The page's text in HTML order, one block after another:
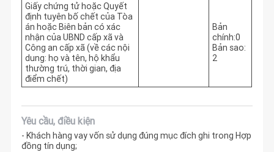
Giấy chứng tử hoặc Quyết
định tuyên bố chết của Tòa
án hoặc Biên bản có xác
nhận của UBND cấp xã và
Công an cấp xã (về các nội
dung: họ và tên, hộ khẩu
thường trú, thời gian, địa
điểm chết)
Bản
chính:0
Bản sao:
2
Yêu cầu, điều kiện
- Khách hàng vay vốn sử dụng đúng mục đích ghi trong Hợp
đồng tín dụng;